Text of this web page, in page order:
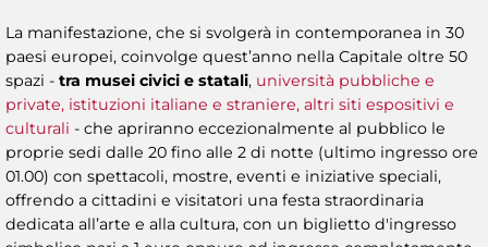
La manifestazione, che si svolgerà in contemporanea in 30
paesi europei, coinvolge quest’anno nella Capitale oltre 50
spazi - tra musei civici e statali, università pubbliche e
private, istituzioni italiane e straniere, altri siti espositivi e
culturali - che apriranno eccezionalmente al pubblico le
proprie sedi dalle 20 fino alle 2 di notte (ultimo ingresso ore
01.00) con spettacoli, mostre, eventi e iniziative speciali,
offrendo a cittadini e visitatori una festa straordinaria
dedicata all’arte e alla cultura, con un biglietto d'ingresso